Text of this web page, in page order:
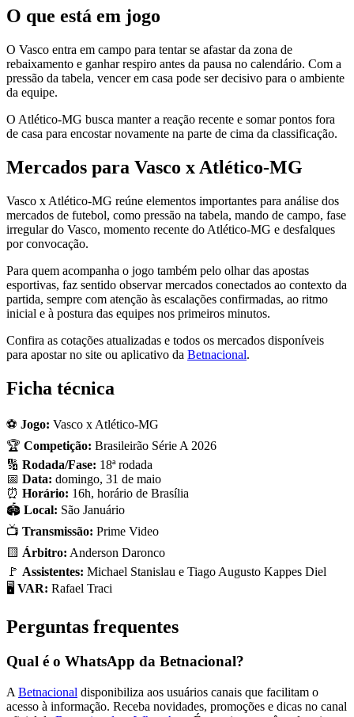
O que está em jogo
O Vasco entra em campo para tentar se afastar da zona de
rebaixamento e ganhar respiro antes da pausa no calendário. Com a
pressão da tabela, vencer em casa pode ser decisivo para o ambiente
da equipe.
O Atlético-MG busca manter a reação recente e somar pontos fora
de casa para encostar novamente na parte de cima da classificação.
Mercados para Vasco x Atlético-MG
Vasco x Atlético-MG reúne elementos importantes para análise dos
mercados de futebol, como pressão na tabela, mando de campo, fase
irregular do Vasco, momento recente do Atlético-MG e desfalques
por convocação.
Para quem acompanha o jogo também pelo olhar das apostas
esportivas, faz sentido observar mercados conectados ao contexto da
partida, sempre com atenção às escalações confirmadas, ao ritmo
inicial e à postura das equipes nos primeiros minutos.
Confira as cotações atualizadas e todos os mercados disponíveis
para apostar no site ou aplicativo da Betnacional.
Ficha técnica
⚽ Jogo: Vasco x Atlético-MG
🏆 Competição: Brasileirão Série A 2026
🔢 Rodada/Fase: 18ª rodada
📅 Data: domingo, 31 de maio
⏰ Horário: 16h, horário de Brasília
🏟️ Local: São Januário
📺 Transmissão: Prime Video
🟨 Árbitro: Anderson Daronco
🚩 Assistentes: Michael Stanislau e Tiago Augusto Kappes Diel
🖥️ VAR: Rafael Traci
Perguntas frequentes
Qual é o WhatsApp da Betnacional?
A Betnacional disponibiliza aos usuários canais que facilitam o
acesso à informação. Receba novidades, promoções e dicas no canal